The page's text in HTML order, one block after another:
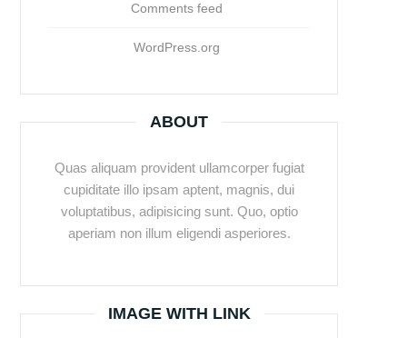
Comments feed
WordPress.org
ABOUT
Quas aliquam provident ullamcorper fugiat
cupiditate illo ipsam aptent, magnis, dui
voluptatibus, adipisicing sunt. Quo, optio
aperiam non illum eligendi asperiores.
IMAGE WITH LINK